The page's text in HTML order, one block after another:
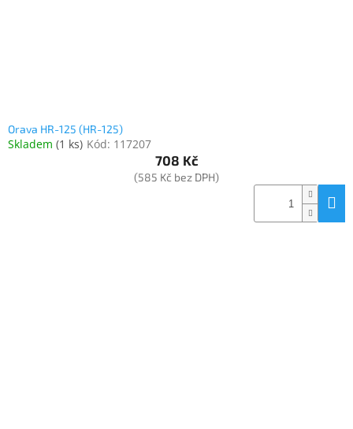
Orava HR-125 (HR-125)
Skladem (1 ks) Kód: 117207
708 Kč
(585 Kč bez DPH)